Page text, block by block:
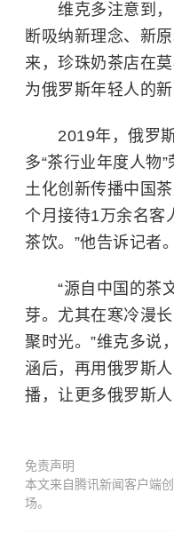
维克多注意到，
断吸纳新理念、新
来，珍珠奶茶店在
为俄罗斯年轻人的新
2019年，俄罗斯
多“茶行业年度人物
土化创新传播中国
个月接待1万余名客
茶饮。”他告诉记者。
“源自中国的茶文
芽。尤其在寒冷漫
聚时光。”维克多说
涵后，再用俄罗斯
播，让更多俄罗斯
免责声明
本文来自腾讯新闻客户端
场。